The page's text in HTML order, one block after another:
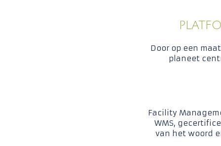
Door op een
planeet
Facility
WMS,
van het woord